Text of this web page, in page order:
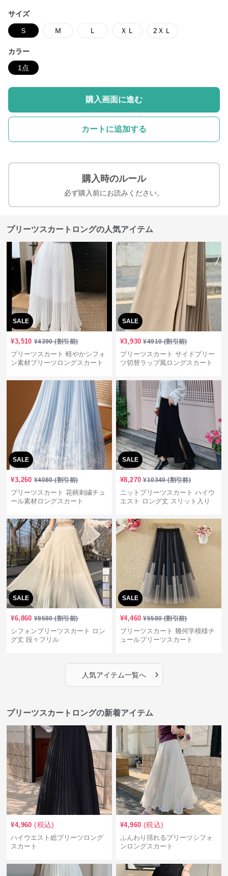
サイズ
Ｓ Ｍ Ｌ ＸＬ 2ＸＬ
カラー
1点
購入画面に進む
カートに追加する
購入時のルール
必ず購入前にお読みください。
プリーツスカートロングの人気アイテム
SALE
¥3,510 ¥4390(割引前)
プリーツスカート 軽やかシフォ
ン素材プリーツロングスカート
SALE
¥3,930 ¥4910(割引前)
プリーツスカート サイドプリー
ツ切替ラップ風ロングスカート
SALE
¥3,260 ¥4080(割引前)
プリーツスカート 花柄刺繍チュ
ール素材ロングスカート
SALE
¥8,270 ¥10340(割引前)
ニットプリーツスカート ハイウ
エスト ロング丈 スリット入り
SALE
¥6,860 ¥8580(割引前)
シフォンプリーツスカート ロン
グ丈 段々フリル
SALE
¥4,460 ¥5580(割引前)
プリーツスカート 幾何学模様チ
ュールプリーツスカート
人気アイテム一覧へ ›
プリーツスカートロングの新着アイテム
¥4,960 (税込)
ハイウエスト総プリーツロング
スカート
¥4,960 (税込)
ふんわり揺れるプリーツシフォ
ンロングスカート